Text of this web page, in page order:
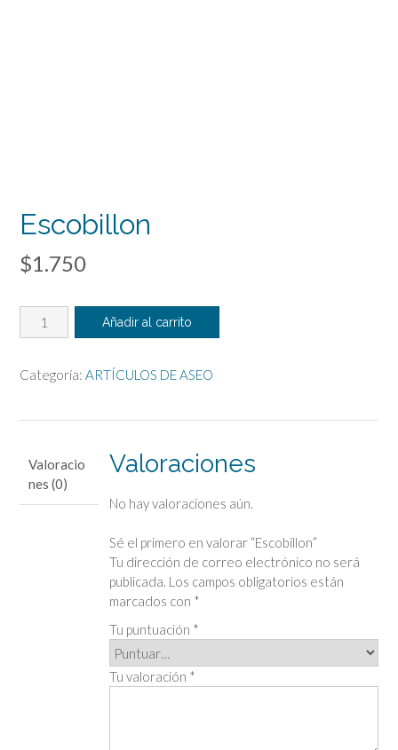
Escobillon
$1.750
Escobillon
cantidad
Añadir al carrito
Categoría: ARTÍCULOS DE ASEO
Valoracio
nes (0)
Valoraciones
No hay valoraciones aún.
Sé el primero en valorar “Escobillon”
Tu dirección de correo electrónico no será
publicada. Los campos obligatorios están
marcados con *
Tu puntuación *
Tu valoración *